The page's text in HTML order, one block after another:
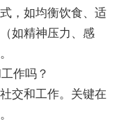
，如均衡饮食、适
如精神压力、感
作吗？
交和工作。关键在